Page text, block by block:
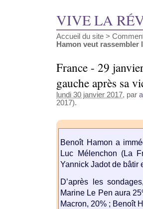
VIVE LA
Accueil du site >
Hamon veut rassembler
France - 29
gauche après sa
lundi 30 janvier 2017, par
2017).
Benoît Hamon a
Luc Mélenchon (La
Yannick Jadot de bâtir
D’après les
Marine Le Pen aura
Macron, 20% ; Benoît